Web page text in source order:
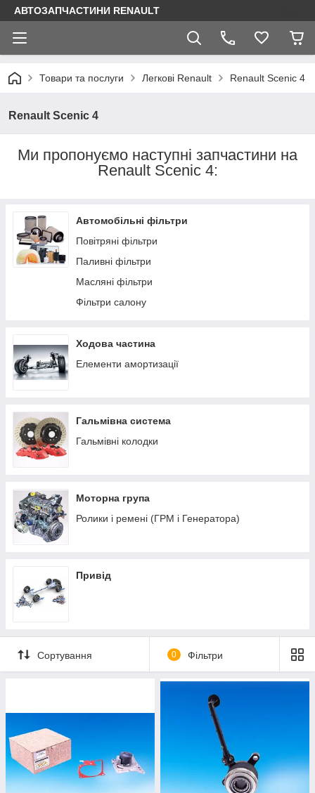
АВТОЗАПЧАСТИНИ RENAULT
Товари та послуги Легкові Renault Renault Scenic 4
Renault Scenic 4
Ми пропонуємо наступні запчастини на
Renault Scenic 4:
Автомобільні фільтри
Повітряні фільтри
Паливні фільтри
Масляні фільтри
Фільтри салону
Ходова частина
Елементи амортизації
Гальмівна система
Гальмівні колодки
Моторна група
Ролики і ремені (ГРМ і Генератора)
Привід
Сортування 0 Фільтри